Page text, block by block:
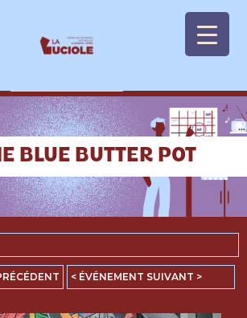
BLUE BUTTER POT
< ÉVÉNEMENT SUIVANT >